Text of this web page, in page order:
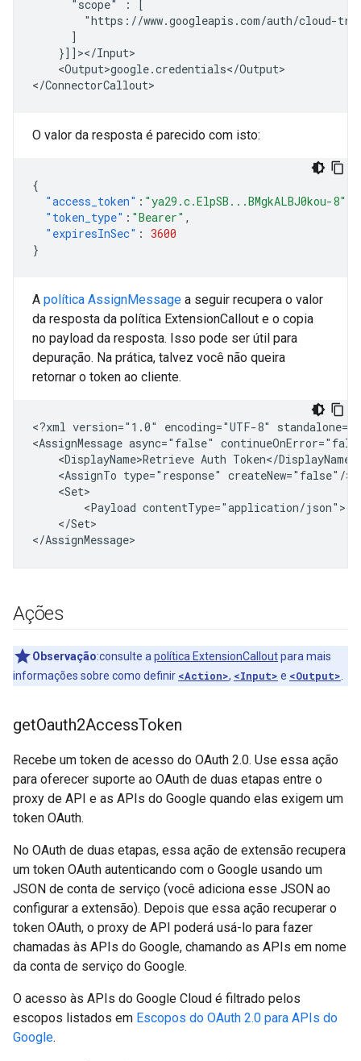
"scope" :
<Output>google.credentials</Output>
O valor da resposta é parecido com isto:
{
"access_token" : "ya29.c.ElpSB...BMgkALBJ0kou-8"
"token_type" : "Bearer" ,
"expiresInSec" : 3600
}
A política AssignMessage a seguir recupera o valor
da resposta da política ExtensionCallout e o copia
no payload da resposta. Isso pode ser útil para
depuração. Na prática, talvez você não queira
retornar o token ao cliente.
<?xml version="1.0" encoding="UTF-8"
<AssignMessage async="false"
<DisplayName>Retrieve Auth
<AssignTo type="response"
<Payload
</Set>
Ações
Observação:consulte a política ExtensionCalloutpara mais
informações sobre como definir <Action>, <Input> e <Output>
getOauth2AccessToken
Recebe um token de acesso do OAuth 2.0. Use essa ação
para oferecer suporte ao OAuth de duas etapas entre o
proxy de API e as APIs do Google quando elas exigem um
token OAuth.
No OAuth de duas etapas, essa ação de extensão recupera
um token OAuth autenticando com o Google usando um
JSON de conta de serviço (você adiciona esse JSON ao
configurar a extensão). Depois que essa ação recuperar o
token OAuth, o proxy de API poderá usá-lo para fazer
chamadas às APIs do Google, chamando as APIs em nome
da conta de serviço do Google.
O acesso às APIs do Google Cloud é filtrado pelos
escopos listados em Escopos do OAuth 2.0 para APIs do
Google.